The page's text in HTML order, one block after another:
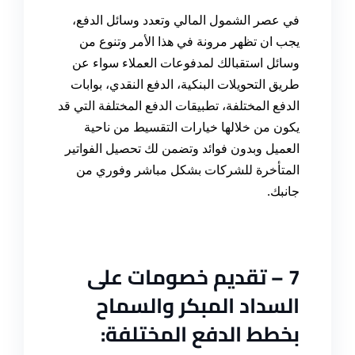
في عصر الشمول المالي وتعدد وسائل الدفع،
يجب ان تظهر مرونة في هذا الأمر وتنوع من
وسائل استقبالك لمدفوعات العملاء سواء عن
طريق التحويلات البنكية، الدفع النقدي، بوابات
الدفع المختلفة، تطبيقات الدفع المختلفة التي قد
يكون من خلالها خيارات التقسيط من ناحية
العميل وبدون فوائد وتضمن لك تحصيل الفواتير
المتأخرة للشركات بشكل مباشر وفوري من
جانبك.
7 – تقديم خصومات على
السداد المبكر والسماح
بخطط الدفع المختلفة: